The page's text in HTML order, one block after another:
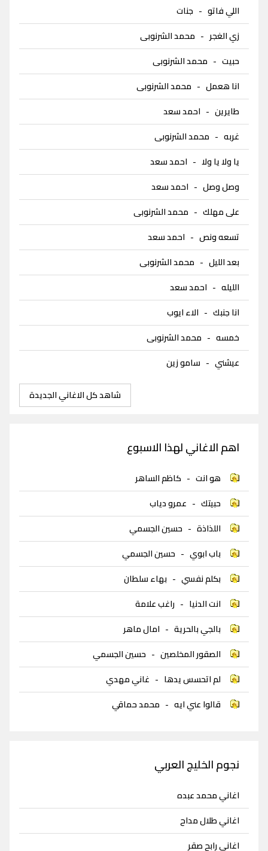
اللي فاتو - جنات
زي الغجر - محمد الشرنوبى
حبيت - محمد الشرنوبى
انا هعمل - محمد الشرنوبى
طايرين - احمد سعد
غربه - محمد الشرنوبى
يا ولا يا ولا - احمد سعد
وصل وصل - احمد سعد
على مهلك - محمد الشرنوبى
تسعه ونص - احمد سعد
بعد الليل - محمد الشرنوبى
الليله - احمد سعد
انا جنبك - الاء ايوب
خمسه - محمد الشرنوبى
عيشني - سامو زين
شاهد كل الاغاني الجديدة
اهم الاغاني لهذا الاسبوع
هو انت - كاظم الساهر
حبيتك - عمرو دياب
اللذاذة - حسين الجسمي
باب ابوي - حسين الجسمي
بكلم نفسي - بهاء سلطان
انت الدنيا - راغب علامة
بالجي بالحرية - امال ماهر
الصقور المخلصين - حسين الجسمي
لم اتحسس يدها - غاني مهدي
قالوا عني ايه - محمد حماقي
نجوم الخليج العربي
اغاني محمد عبده
اغاني طلال مداح
اغاني رابح صقر